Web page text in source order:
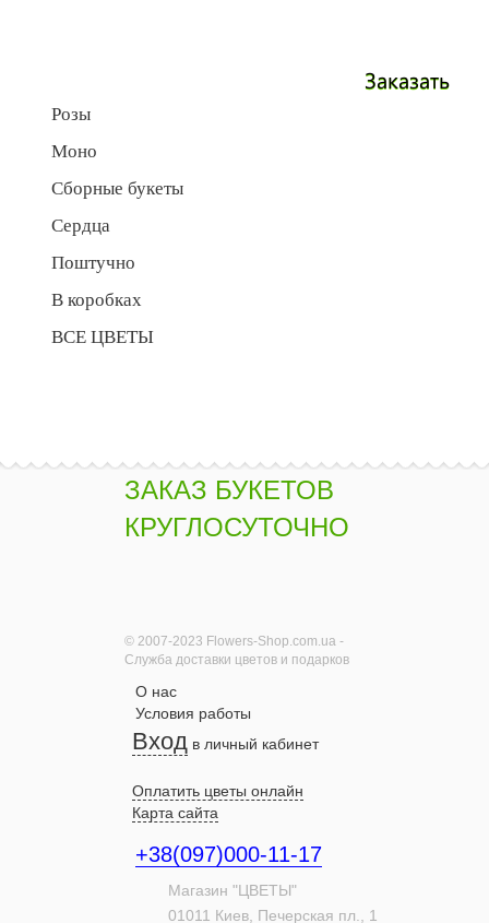
Заказать
Розы
Моно
Сборные букеты
Сердца
Поштучно
В коробках
ВСЕ ЦВЕТЫ
ЗАКАЗ БУКЕТОВ
КРУГЛОСУТОЧНО
© 2007-2023 Flowers-Shop.com.ua -
Служба доставки цветов и подарков
О нас
Условия работы
Вход в личный кабинет
Оплатить цветы онлайн
Карта сайта
+38(097)000-11-17
Магазин "ЦВЕТЫ"
01011 Киев, Печерская пл., 1